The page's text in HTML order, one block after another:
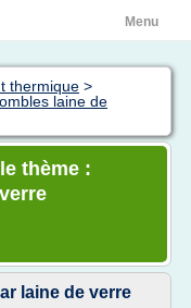
Menu
thermique >
laine de
thème :
laine de verre